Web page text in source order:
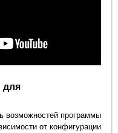
для
возможностей программы
от конфигурации